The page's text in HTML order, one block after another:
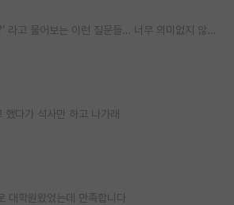
대학원 진학 가능할까요?’ 라고 물어보는 이런 질문들… 너무 의미없지 않나요?
다가 석사만 하고 나가래
대학원왔었는데 만족합니다